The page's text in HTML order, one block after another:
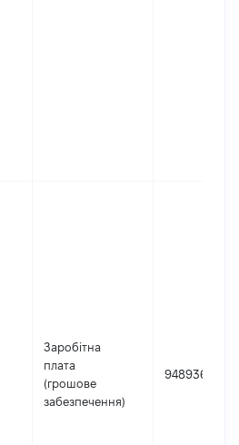
Заробітна
плата
(грошове
забезпечення)
948936